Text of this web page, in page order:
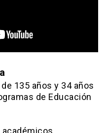
135 años y 34 años
de Educación